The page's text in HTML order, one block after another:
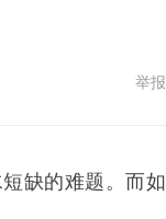
举报
缺的难题。而如